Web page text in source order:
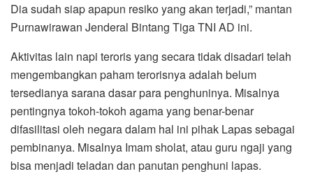
Dia sudah siap apapun resiko yang akan terjadi,” mantan
Purnawirawan Jenderal Bintang Tiga TNI AD ini.
Aktivitas lain napi teroris yang secara tidak disadari telah
mengembangkan paham terorisnya adalah belum
tersedianya sarana dasar para penghuninya. Misalnya
pentingnya tokoh-tokoh agama yang benar-benar
difasilitasi oleh negara dalam hal ini pihak Lapas sebagai
pembinanya. Misalnya Imam sholat, atau guru ngaji yang
bisa menjadi teladan dan panutan penghuni lapas.